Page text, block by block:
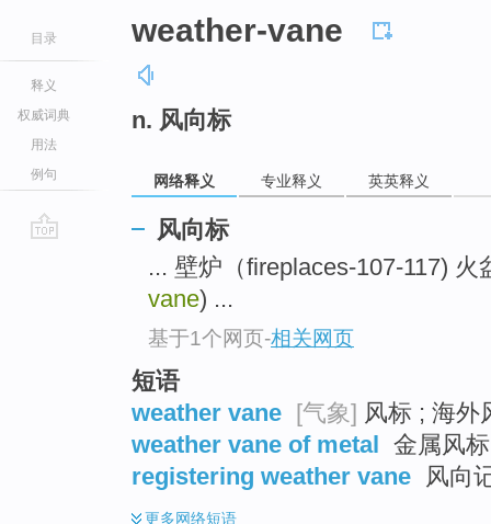
目录
释义
权威词典
用法
例句
weather-vane
n. 风向标
网络释义 专业释义 英英释义
风向标
... 壁炉（fireplaces-107-117)
vane) ...
基于1个网页-相关网页
短语
weather vane [气象] 风标 ; 海外
weather vane of metal 金属风标
registering weather vane
风向
更多网络短语